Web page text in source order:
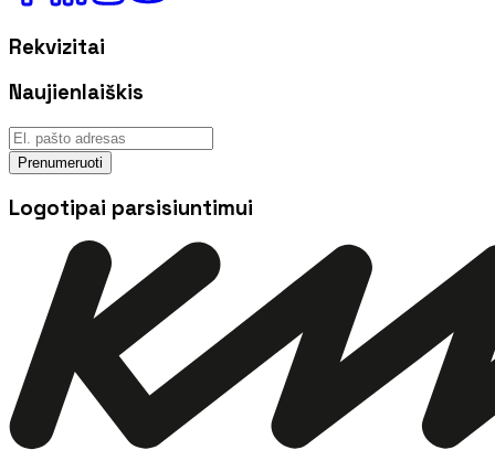
Rekvizitai
Naujienlaiškis
Prenumeruoti
Logotipai parsisiuntimui